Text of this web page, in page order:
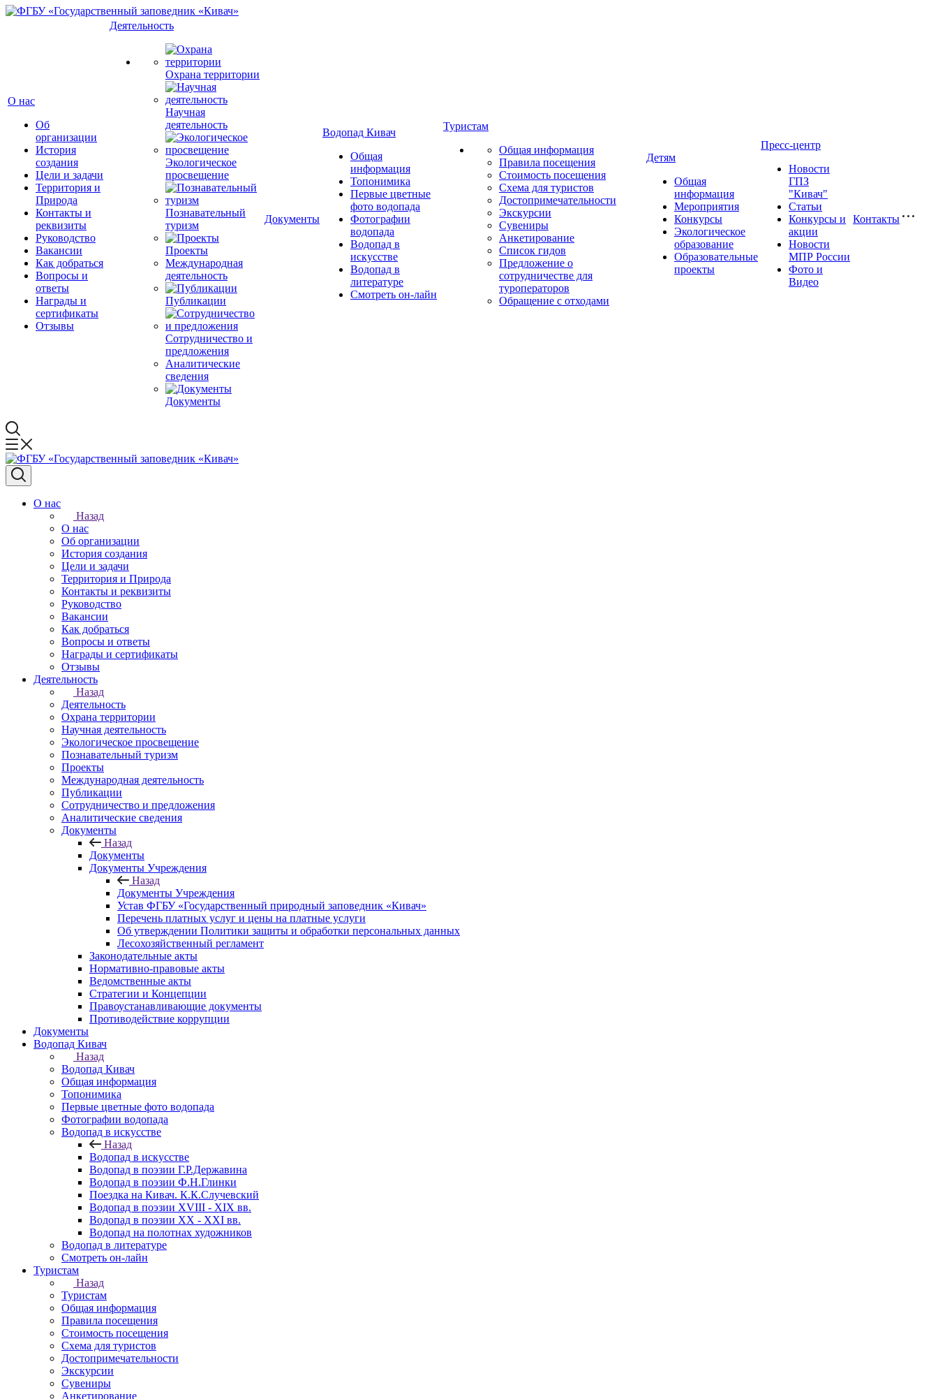
О нас
Об
организации
История
создания
Цели и задачи
Территория и
Природа
Контакты и
реквизиты
Руководство
Вакансии
Как добраться
Вопросы и
ответы
Награды и
сертификаты
Отзывы
Деятельность
Охрана территории
Научная
деятельность
Экологическое
просвещение
Познавательный
туризм
Проекты
Международная
деятельность
Публикации
Сотрудничество и
предложения
Аналитические
сведения
Документы
Документы
Водопад Кивач
Общая
информация
Топонимика
Первые цветные
фото водопада
Фотографии
водопада
Водопад в
искусстве
Водопад в
литературе
Смотреть он-лайн
Туристам
Общая информация
Правила посещения
Стоимость посещения
Схема для туристов
Достопримечательности
Экскурсии
Сувениры
Анкетирование
Список гидов
Предложение о
сотрудничестве для
туроператоров
Обращение с отходами
Детям
Общая
информация
Мероприятия
Конкурсы
Экологическое
образование
Образовательные
проекты
Пресс-центр
Новости
ГПЗ
"Кивач"
Статьи
Конкурсы и
акции
Новости
МПР России
Фото и
Видео
Контакты
О нас
Назад
О нас
Об организации
История создания
Цели и задачи
Территория и Природа
Контакты и реквизиты
Руководство
Вакансии
Как добраться
Вопросы и ответы
Награды и сертификаты
Отзывы
Деятельность
Назад
Деятельность
Охрана территории
Научная деятельность
Экологическое просвещение
Познавательный туризм
Проекты
Международная деятельность
Публикации
Сотрудничество и предложения
Аналитические сведения
Документы
Назад
Документы
Документы Учреждения
Назад
Документы Учреждения
Устав ФГБУ «Государственный природный заповедник «Кивач»
Перечень платных услуг и цены на платные услуги
Об утверждении Политики защиты и обработки персональных данных
Лесохозяйственный регламент
Законодательные акты
Нормативно-правовые акты
Ведомственные акты
Стратегии и Концепции
Правоустанавливающие документы
Противодействие коррупции
Документы
Водопад Кивач
Назад
Водопад Кивач
Общая информация
Топонимика
Первые цветные фото водопада
Фотографии водопада
Водопад в искусстве
Назад
Водопад в искусстве
Водопад в поэзии Г.Р.Державина
Водопад в поэзии Ф.Н.Глинки
Поездка на Кивач. К.К.Случевский
Водопад в поэзии XVIII - XIX вв.
Водопад в поэзии XX - XXI вв.
Водопад на полотнах художников
Водопад в литературе
Смотреть он-лайн
Туристам
Назад
Туристам
Общая информация
Правила посещения
Стоимость посещения
Схема для туристов
Достопримечательности
Экскурсии
Сувениры
Анкетирование